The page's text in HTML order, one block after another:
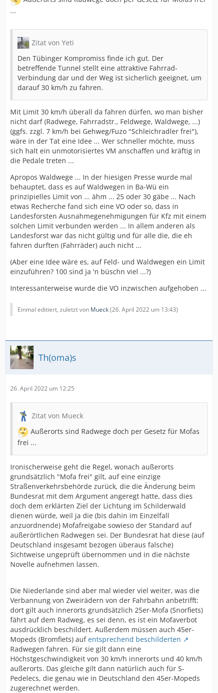
...
Zitat von Yeti
Den Tübinger Kompromiss finde ich gut. Der
betreffende Tunnel stellt eine attraktive Fahrrad-
Verbindung dar und der Weg ist sicherlich geeignet, um
darauf 30 km/h zu fahren.
Mit Limit 30 km/h überall da fahren dürfen, wo man bisher
nicht darf (Radwege, Fahrradstr., Feldwege, Waldwege, ...)
(ggfs. zzgl. 7 km/h bei Gehweg/Fuzo "Schleichradler frei"),
wäre in der Tat eine Idee ... Wer schneller möchte, muss
sich halt ein unmotorisiertes VM anschaffen und kräftig in
die Pedale treten ...
Apropos Waldwege ... In der hiesigen Presse wurde mal
behauptet, dass es auf Waldwegen in Ba-Wü ein
prinzipielles Limit von ... ähm ... 25 oder 30 gäbe ... Nach
etwas Recherche fand sich eine VO oder so, dass in
Landesforsten Ausnahmegenehmigungen für Kfz mit einem
solchen Limit verbunden werden ... In allem anderen als
Landesforst war das nicht gültig und für alle die, die eh
fahren durften (Fahrräder) auch nicht ...
(Aber eine Idee wäre es, auf Feld- und Waldwegen ein Limit
einzuführen? 100 sind ja 'n büschn viel ...?)
Interessanterweise wurde die VO inzwischen aufgehoben ...
Einmal editiert, zuletzt von Mueck(26. April 2022 um 13:43)
Th(oma)s
26. April 2022 um 12:25
Zitat von Mueck
Außerorts sind Radwege doch per Gesetz für Mofas
frei ...
Ironischerweise geht die Regel, wonach außerorts
grundsätzlich "Mofa frei" gilt, auf eine einzige
Straßenverkehrsbehörde zurück, die die Änderung beim
Bundesrat mit dem Argument angeregt hatte, dass dies
doch dem erklärten Ziel der Lichtung im Schilderwald
dienen würde, weil ja die (bis dahin im Einzelfall
anzuordnende) Mofafreigabe sowieso der Standard auf
außerörtlichen Radwegen sei. Der Bundesrat hat diese (auf
Deutschland insgesamt bezogen überaus falsche)
Sichtweise ungeprüft übernommen und in die nächste
Novelle aufnehmen lassen.
Die Niederlande sind aber mal wieder viel weiter, was die
Verbannung von Zweirädern von der Fahrbahn anbetrifft:
dort gilt auch innerorts grundsätzlich 25er-Mofa (Snorfiets)
fährt auf dem Radweg, es sei denn, es ist ein Mofaverbot
ausdrücklich beschildert. Außerdem müssen auch 45er-
Mopeds (Bromfiets) aufentsprechend beschilderten
Radwegen fahren. Für sie gilt dann eine
Höchstgeschwindigkeit von 30 km/h innerorts und 40 km/h
außerorts. Das gleiche gilt dann natürlich auch für S-
Pedelecs, die genau wie in Deutschland den 45er-Mopeds
zugerechnet werden.